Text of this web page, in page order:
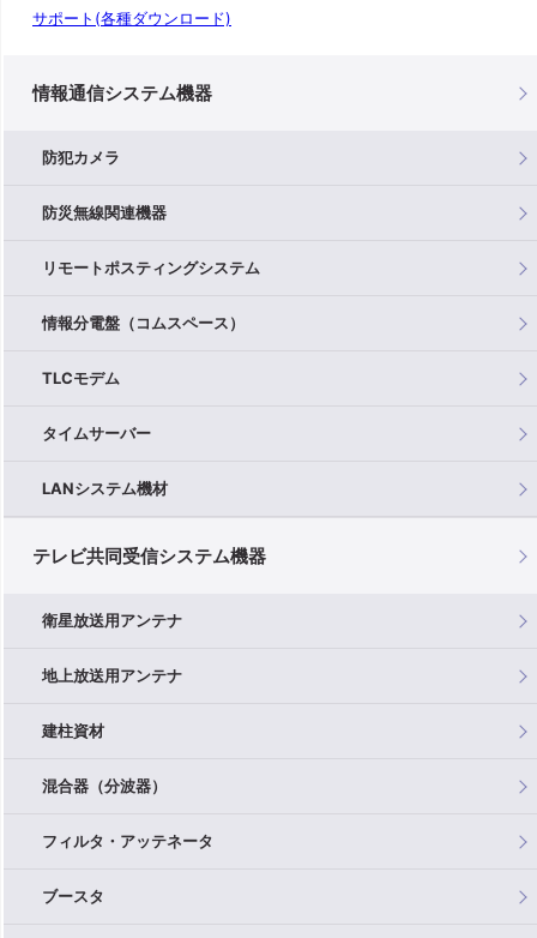
サポート(各種ダウンロード)
情報通信システム機器
防犯カメラ
防災無線関連機器
リモートポスティングシステム
情報分電盤（コムスペース）
TLCモデム
タイムサーバー
LANシステム機材
テレビ共同受信システム機器
衛星放送用アンテナ
地上放送用アンテナ
建柱資材
混合器（分波器）
フィルタ・アッテネータ
ブースタ